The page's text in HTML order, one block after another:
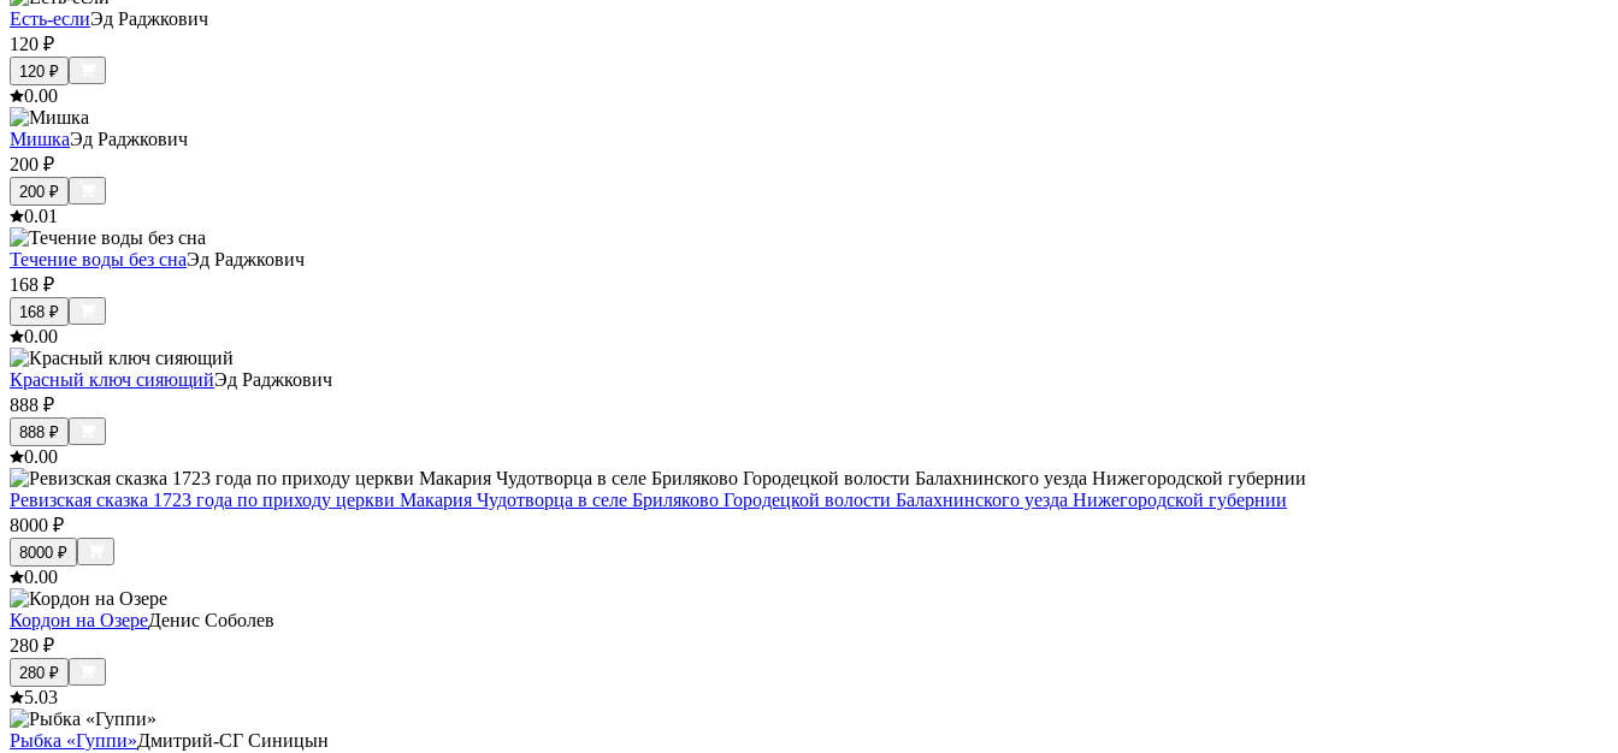
Есть-еслиЭд Раджкович
120 ₽
120 ₽
0.00
МишкаЭд Раджкович
200 ₽
200 ₽
0.01
Течение воды без снаЭд Раджкович
168 ₽
168 ₽
0.00
Красный ключ сияющийЭд Раджкович
888 ₽
888 ₽
0.00
Ревизская сказка 1723 года по приходу церкви Макария Чудотворца в селе Бриляково Городецкой волости Балахнинского уезда Нижегородской губернии
8000 ₽
8000 ₽
0.00
Кордон на ОзереДенис Соболев
280 ₽
280 ₽
5.03
Рыбка «Гуппи»Дмитрий-СГ Синицын